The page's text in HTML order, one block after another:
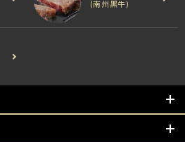
(南州黒牛)